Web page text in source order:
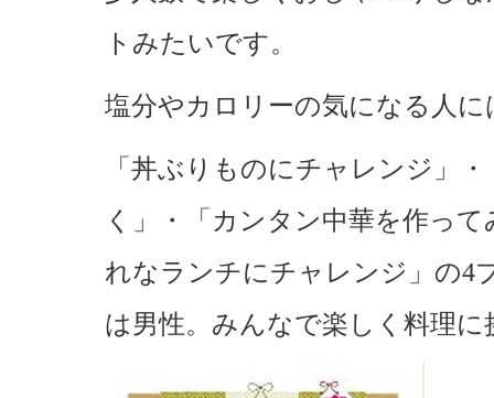
トみたいです。
塩分やカロリーの気になる人
「丼ぶりものにチャレンジ」
く」・「カンタン中華を作っ
れなランチにチャレンジ」の4
は男性。みんなで楽しく料理